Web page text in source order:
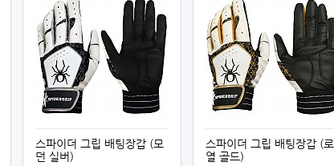
스파이더 그립 배팅장갑 (모
던 실버)
스파이더 그립 배팅장갑 (로
열 골드)